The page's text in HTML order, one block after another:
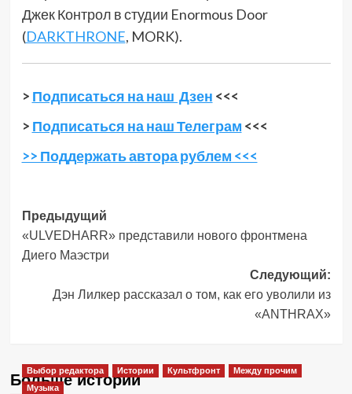
Джек Контрол в студии Enormous Door
(DARKTHRONE, MORK).
> Подписаться на наш Дзен <<<
> Подписаться на наш Телеграм <<<
>> Поддержать автора рублем <<<
Навигация
записи
Предыдущий
«ULVEDHARR» представили нового фронтмена
Диего Маэстри
Следующий:
Дэн Лилкер рассказал о том, как его уволили из
«ANTHRAX»
Больше историй
Выбор редактора Истории Культфронт
Между прочим
Музыка